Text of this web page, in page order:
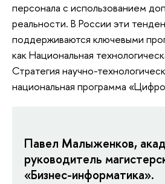
персонала с использованием
реальности. В России эти
поддерживаются ключевыми
как Национальная
Стратегия научно-
национальная программа
Павел Малыженков,
руководитель
«Бизнес-информатика».